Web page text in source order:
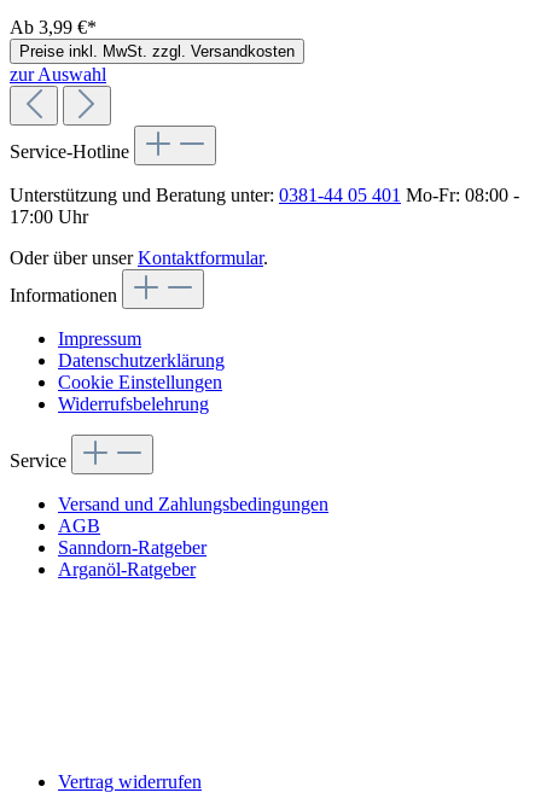
Ab 3,99 €*
Preise inkl. MwSt. zzgl. Versandkosten
zur Auswahl
Service-Hotline
Unterstützung und Beratung unter: 0381-44 05 401 Mo-Fr: 08:00 -
17:00 Uhr
Oder über unserKontaktformular.
Informationen
Impressum
Datenschutzerklärung
Cookie Einstellungen
Widerrufsbelehrung
Service
Versand und Zahlungsbedingungen
AGB
Sanndorn-Ratgeber
Arganöl-Ratgeber
Vertrag widerrufen